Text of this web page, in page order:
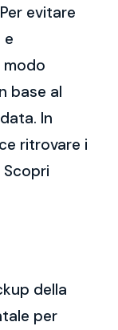
evitare
e
base al
In
ritrovare i
della
per